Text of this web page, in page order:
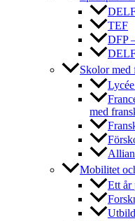
TEF
DFP
Skolor med
med
Mobilitet
Ett år